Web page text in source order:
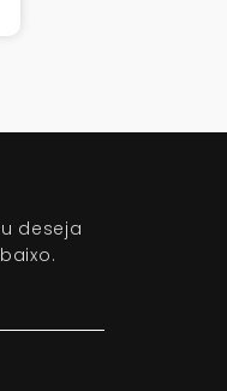
deseja